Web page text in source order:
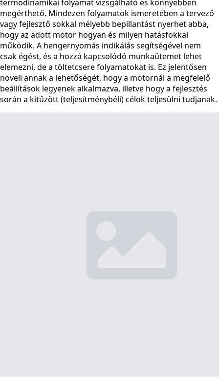
termodinamikai folyamat vizsgálható és könnyebben
megérthető. Mindezen folyamatok ismeretében a tervező
vagy fejlesztő sokkal mélyebb bepillantást nyerhet abba,
hogy az adott motor hogyan és milyen hatásfokkal
működik. A hengernyomás indikálás segítségével nem
csak égést, és a hozzá kapcsolódó munkaütemet lehet
elemezni, de a töltetcsere folyamatokat is. Ez jelentősen
növeli annak a lehetőségét, hogy a motornál a megfelelő
beállítások legyenek alkalmazva, illetve hogy a fejlesztés
során a kitűzött (teljesítménybéli) célok teljesülni tudjanak.